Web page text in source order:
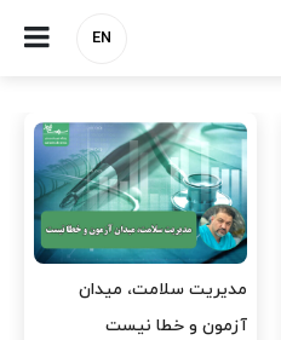
EN
واردات دارو و کالاهای اساسی
باید در اولویت تخصیص ارز